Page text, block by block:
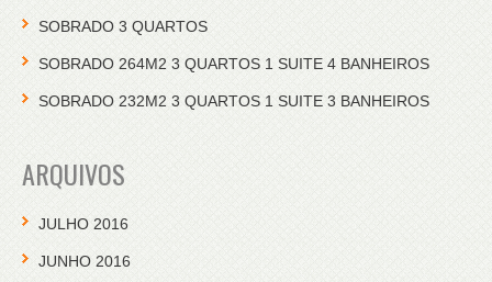
SOBRADO 3 QUARTOS
SOBRADO 264M2 3 QUARTOS 1 SUITE 4 BANHEIROS
SOBRADO 232M2 3 QUARTOS 1 SUITE 3 BANHEIROS
ARQUIVOS
JULHO 2016
JUNHO 2016